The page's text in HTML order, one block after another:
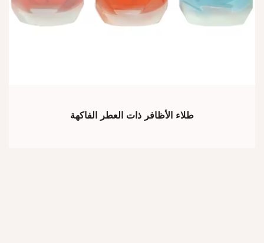
طلاء الأظافر ذات العطر الفاكهة